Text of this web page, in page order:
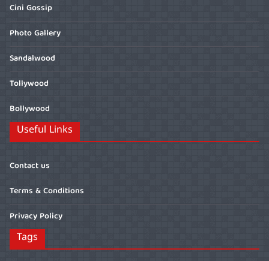
Cini Gossip
Photo Gallery
Sandalwood
Tollywood
Bollywood
Useful Links
Contact us
Terms & Conditions
Privacy Policy
Tags